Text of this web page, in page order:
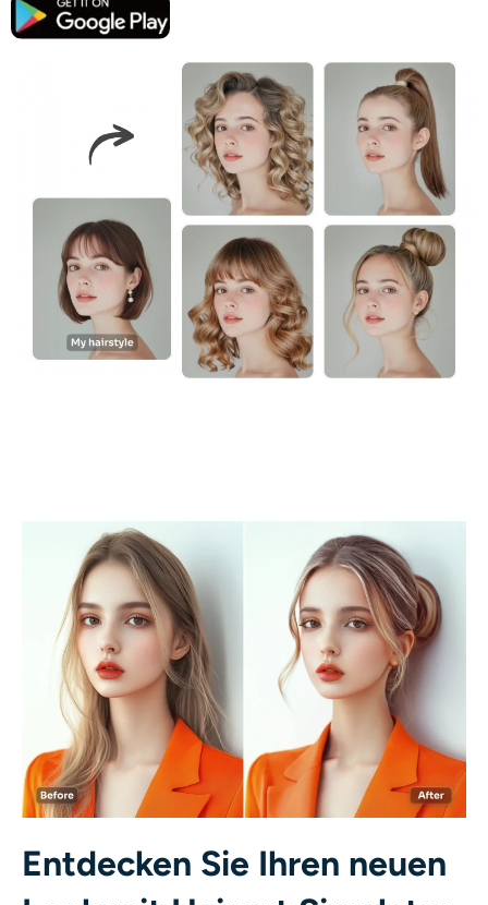
KI-Hintergrund
Restaurierung von Fotos
KI-Extender
KI neu einfärben
KI-Stil-Bildgenerator
Hochformat-Werkzeuge
KI-Baby
KI-Filter
Headshot-Generator Pro
KI-Headshot-Generator
Passfoto-Ersteller
Video-Werkzeuge
Entdecken Sie Ihren neuen